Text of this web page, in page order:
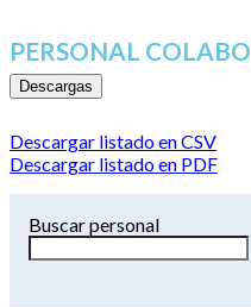
PERSONAL
Descargas
Descargar listado en CSV
Descargar listado en PDF
Buscar personal